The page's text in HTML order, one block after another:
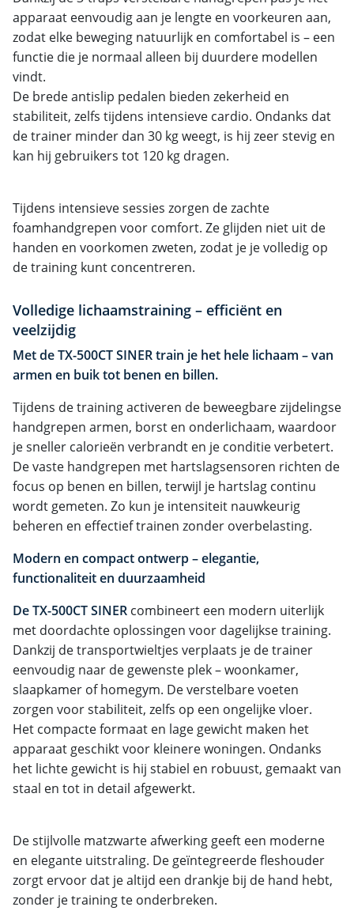
apparaat eenvoudig aan je lengte en voorkeuren aan,
zodat elke beweging natuurlijk en comfortabel is – een
functie die je normaal alleen bij duurdere modellen
vindt.
De brede antislip pedalen bieden zekerheid en
stabiliteit, zelfs tijdens intensieve cardio. Ondanks dat
de trainer minder dan 30 kg weegt, is hij zeer stevig en
kan hij gebruikers tot 120 kg dragen.
Tijdens intensieve sessies zorgen de zachte
foamhandgrepen voor comfort. Ze glijden niet uit de
handen en voorkomen zweten, zodat je je volledig op
de training kunt concentreren.
Volledige lichaamstraining – efficiënt en
veelzijdig
Met de TX-500CT SINER train je het hele lichaam – van
armen en buik tot benen en billen.
Tijdens de training activeren de beweegbare zijdelingse
handgrepen armen, borst en onderlichaam, waardoor
je sneller calorieën verbrandt en je conditie verbetert.
De vaste handgrepen met hartslagsensoren richten de
focus op benen en billen, terwijl je hartslag continu
wordt gemeten. Zo kun je intensiteit nauwkeurig
beheren en effectief trainen zonder overbelasting.
Modern en compact ontwerp – elegantie,
functionaliteit en duurzaamheid
De TX-500CT SINER combineert een modern uiterlijk
met doordachte oplossingen voor dagelijkse training.
Dankzij de transportwieltjes verplaats je de trainer
eenvoudig naar de gewenste plek – woonkamer,
slaapkamer of homegym. De verstelbare voeten
zorgen voor stabiliteit, zelfs op een ongelijke vloer.
Het compacte formaat en lage gewicht maken het
apparaat geschikt voor kleinere woningen. Ondanks
het lichte gewicht is hij stabiel en robuust, gemaakt van
staal en tot in detail afgewerkt.
De stijlvolle matzwarte afwerking geeft een moderne
en elegante uitstraling. De geïntegreerde fleshouder
zorgt ervoor dat je altijd een drankje bij de hand hebt,
zonder je training te onderbreken.